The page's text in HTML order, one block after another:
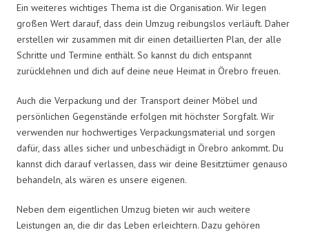
Ein weiteres wichtiges Thema ist die Organisation. Wir legen
großen Wert darauf, dass dein Umzug reibungslos verläuft. Daher
erstellen wir zusammen mit dir einen detaillierten Plan, der alle
Schritte und Termine enthält. So kannst du dich entspannt
zurücklehnen und dich auf deine neue Heimat in Örebro freuen.
Auch die Verpackung und der Transport deiner Möbel und
persönlichen Gegenstände erfolgen mit höchster Sorgfalt. Wir
verwenden nur hochwertiges Verpackungsmaterial und sorgen
dafür, dass alles sicher und unbeschädigt in Örebro ankommt. Du
kannst dich darauf verlassen, dass wir deine Besitztümer genauso
behandeln, als wären es unsere eigenen.
Neben dem eigentlichen Umzug bieten wir auch weitere
Leistungen an, die dir das Leben erleichtern. Dazu gehören